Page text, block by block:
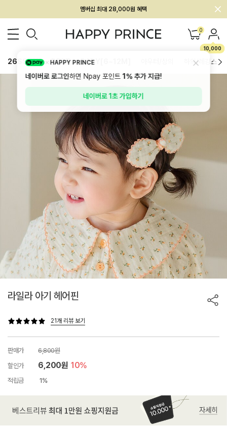
회원전용 아울렛, 가입하면 ~60% 할인!
멤버십 최대 28,000원 혜택 0
10,000
26SS 신상 BEST BABY[6~12M] 하의/레깅스
라일라 아기 헤어핀
21개 리뷰 보기
판매가
6,800원
할인가
6,200원 10%
적립금 1%
HAPPY PRINCE
네이버로 로그인하면 Npay 포인트1%추가 지급!
네이버로 1초 가입하기